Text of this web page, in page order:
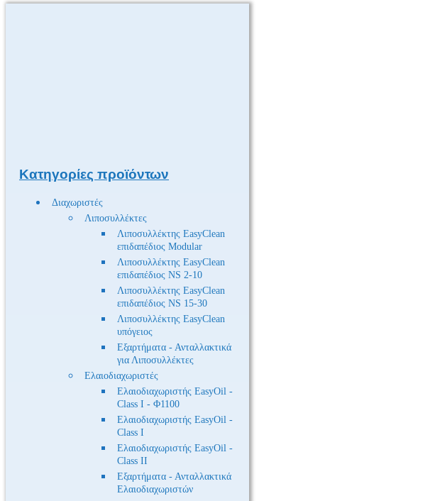
Κατηγορίες προϊόντων
Διαχωριστές
Λιποσυλλέκτες
Λιποσυλλέκτης EasyClean
επιδαπέδιος Modular
Λιποσυλλέκτης EasyClean
επιδαπέδιος NS 2-10
Λιποσυλλέκτης EasyClean
επιδαπέδιος NS 15-30
Λιποσυλλέκτης EasyClean
υπόγειος
Εξαρτήματα - Ανταλλακτικά
για Λιποσυλλέκτες
Ελαιοδιαχωριστές
Ελαιοδιαχωριστής EasyOil -
Class I - Φ1100
Ελαιοδιαχωριστής EasyOil -
Class I
Ελαιοδιαχωριστής EasyOil -
Class II
Εξαρτήματα - Ανταλλακτικά
Ελαιοδιαχωριστών